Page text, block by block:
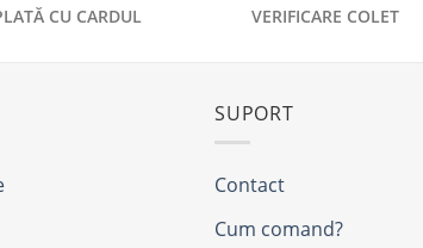
CU CARDUL VERIFICARE COLET
SUPORT
Contact
Cum comand?